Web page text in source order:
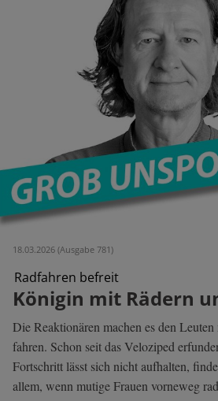
18.03.2026 (Ausgabe 781)
Radfahren befreit
Königin mit Rädern
Die Reaktionären machen es den
fahren. Schon seit das Veloziped
Fortschritt lässt sich nicht aufhalten,
allem, wenn mutige Frauen vorneweg